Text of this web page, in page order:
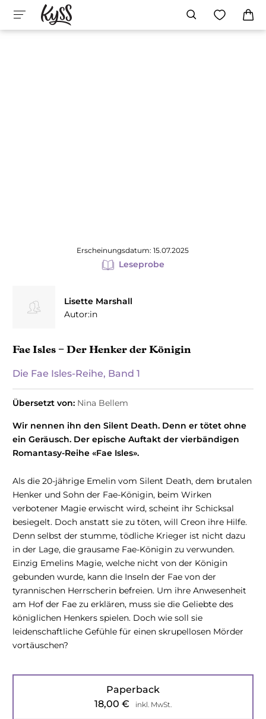
Erscheinungsdatum: 15.07.2025
Leseprobe
Lisette Marshall
Autor:in
Fae Isles − Der Henker der Königin
Die Fae Isles-Reihe, Band 1
Übersetzt von: Nina Bellem
Wir nennen ihn den Silent Death. Denn er tötet ohne
ein Geräusch. Der epische Auftakt der vierbändigen
Romantasy-Reihe «Fae Isles».
Als die 20-jährige Emelin vom Silent Death, dem brutalen
Henker und Sohn der Fae-Königin, beim Wirken
verbotener Magie erwischt wird, scheint ihr Schicksal
besiegelt. Doch anstatt sie zu töten, will Creon ihre Hilfe.
Denn selbst der stumme, tödliche Krieger ist nicht dazu
in der Lage, die grausame Fae-Königin zu verwunden.
Einzig Emelins Magie, welche nicht von der Königin
gebunden wurde, kann die Inseln der Fae von der
tyrannischen Herrscherin befreien. Um ihre Anwesenheit
am Hof der Fae zu erklären, muss sie die Geliebte des
königlichen Henkers spielen. Doch wie soll sie
leidenschaftliche Gefühle für einen skrupellosen Mörder
vortäuschen?
Paperback
18,00 € inkl. MwSt.